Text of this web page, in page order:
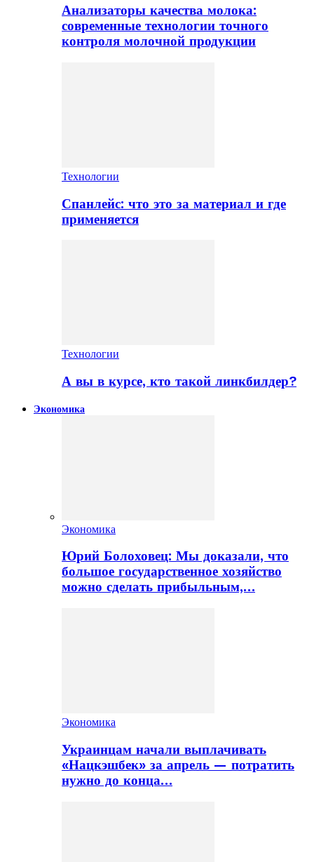
Анализаторы качества молока:
современные технологии точного
контроля молочной продукции
Технологии
Спанлейс: что это за материал и где
применяется
Технологии
А вы в курсе, кто такой линкбилдер?
Экономика
Экономика
Юрий Болоховец: Мы доказали, что
большое государственное хозяйство
можно сделать прибыльным,…
Экономика
Украинцам начали выплачивать
«Нацкэшбек» за апрель — потратить
нужно до конца…